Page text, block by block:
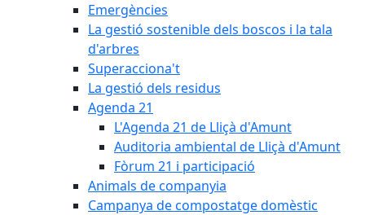
Emergències
La gestió sostenible dels boscos i la tala
d'arbres
Superacciona't
La gestió dels residus
Agenda 21
L'Agenda 21 de Lliçà d'Amunt
Auditoria ambiental de Lliçà d'Amunt
Fòrum 21 i participació
Animals de companyia
Campanya de compostatge domèstic